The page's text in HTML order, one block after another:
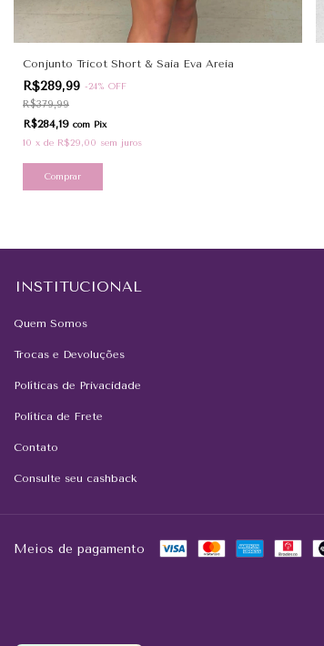
Conjunto Tricot Short & Saia Eva Areia
R$289,99 -24% OFF
R$379,99
R$284,19 com Pix
10 x de R$29,00 sem juros
Comprar
INSTITUCIONAL
Quem Somos
Trocas e Devoluções
Políticas de Privacidade
Política de Frete
Contato
Consulte seu cashback
Meios de pagamento